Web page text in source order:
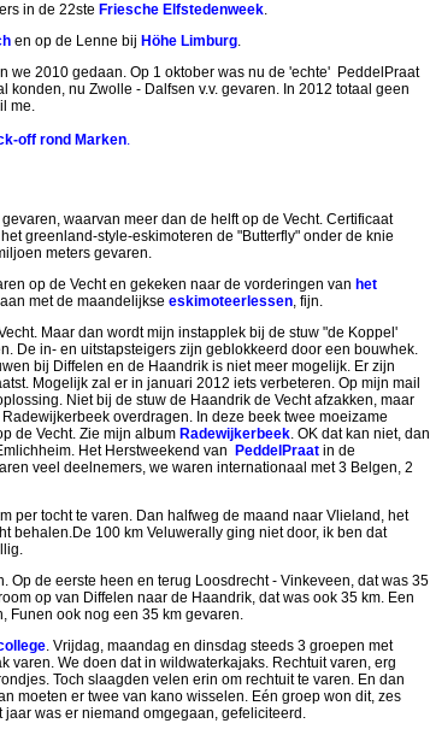
in de 22ste Friesche Elfstedenweek.
en op de Lenne bij Höhe Lim burg.
we 2010 gedaan. Op 1 oktober was nu de 'echte' PeddelPraat
konden, nu Zwolle - Dalfsen v.v. gevaren. In 2012 totaal geen
me.
off rond Marken.
waarvan meer dan de helft op de Vecht. Certificaat
greenland-style-eskimoteren de "Butterfly" onder de knie
meters gevaren.
op de Vecht en gekeken naar de vorderingen van het
met de maandelijkse eskimoteerlessen, fijn.
Maar dan wordt mijn instapplek bij de stuw "de Koppel'
De in- en uitstapsteigers zijn geblokkeerd door een bouwhek.
bij Diffelen en de Haandrik is niet meer mogelijk. Er zijn
Mogelijk zal er in januari 2012 iets verbeteren. Op mijn mail
Niet bij de stuw de Haandrik de Vecht afzakken, maar
overdragen. In deze beek twee moeizame
de Vecht. Zie mijn album Radewijkerbeek. OK dat kan niet, dan
Het Herstweekend van
PeddelPraat in de
veel deelnemers, we waren internationaal met 3 Belgen, 2
per tocht te varen. Dan halfweg de maand naar Vlieland, het
behalen.De 100 km Veluwerally ging niet door, ik ben dat
Op de eerste heen en terug Loosdrecht - Vinkeveen, dat was 35
op van Diffelen naar de Haandrik, dat was ook 35 km. Een
Funen ook nog een 35 km gevaren.
. Vrijdag, maandag en dinsdag steeds 3 groepen met
varen. We doen dat in wildwaterkajaks. Rechtuit varen, erg
Toch slaagden velen erin om rechtuit te varen. En dan
moeten er twee van kano wisselen. Eén groep won dit, zes
was er niemand omgegaan, gefeliciteerd.